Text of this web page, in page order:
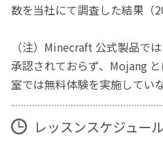
数を当社にて調査した結果（
（注）Minecraft 公式製品で
承認されておらず、Mojang
室では無料体験を実施してい
レッスンスケジュール